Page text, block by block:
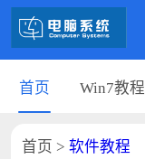
首页 Win7教程
首页 > 软件教程